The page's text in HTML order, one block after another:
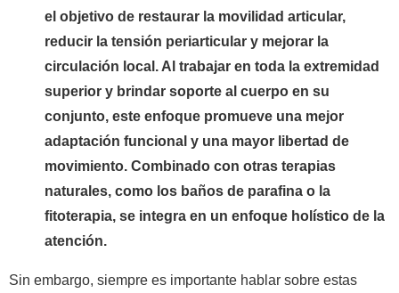
el objetivo de restaurar la movilidad articular,
reducir la tensión periarticular y mejorar la
circulación local. Al trabajar en toda la extremidad
superior y brindar soporte al cuerpo en su
conjunto, este enfoque promueve una mejor
adaptación funcional y una mayor libertad de
movimiento. Combinado con otras terapias
naturales, como los baños de parafina o la
fitoterapia, se integra en un enfoque holístico de la
atención.
Sin embargo, siempre es importante hablar sobre estas